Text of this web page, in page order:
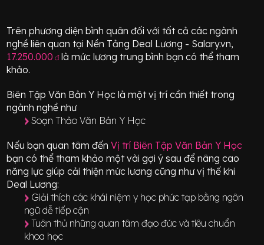
Trên phương diện bình quân đối với tất cả các ngành
nghề liên quan tại Nền Tảng Deal Lương - Salary.vn,
17.250.000 đlà mức lương trung bình bạn có thể tham
khảo.
Biên Tập Văn Bản Y Học là một vị trícần thiết trong
ngành nghề như
Soạn Thảo Văn Bản Y Học
Nếu bạn quan tâm đến Vị trí Biên Tập Văn Bản Y Học
bạn có thể tham khảo một vài gợi ý sau để nâng cao
năng lực giúp cải thiện mức lương cũng như vị thế khi
Deal Lương:
Giải thích các khái niệm y học phức tạp bằng ngôn
ngữ dễ tiếp cận
Tuân thủ những quan tâm đạo đức và tiêu chuẩn
khoa học